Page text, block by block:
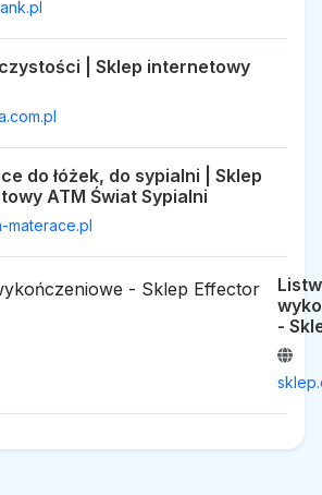
| Sklep internetowy
do łóżek, do sypialni | Sklep
ATM Świat Sypialni
materace.pl
-